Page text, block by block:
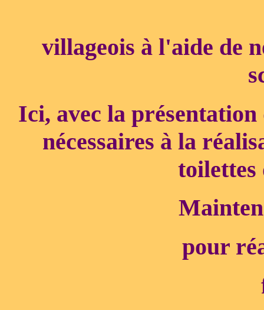
villageois à l'aide de
Ici, avec la présentation
nécessaires à la
toilettes
pour